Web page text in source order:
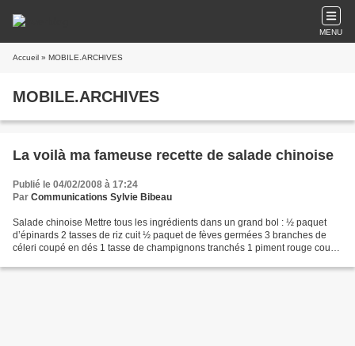
MENU
Accueil » MOBILE.ARCHIVES
MOBILE.ARCHIVES
La voilà ma fameuse recette de salade chinoise
Publié le 04/02/2008 à 17:24
Par Communications Sylvie Bibeau
Salade chinoise Mettre tous les ingrédients dans un grand bol : ½ paquet
d’épinards 2 tasses de riz cuit ½ paquet de fèves germées 3 branches de
céleri coupé en dés 1 tasse de champignons tranchés 1 piment rouge coupé